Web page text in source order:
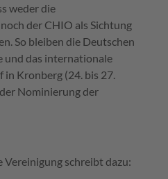
weder die
der CHIO als Sichtung
So bleiben die Deutschen
und das internationale
in Kronberg (24. bis 27.
Nominierung der
Vereinigung schreibt dazu: